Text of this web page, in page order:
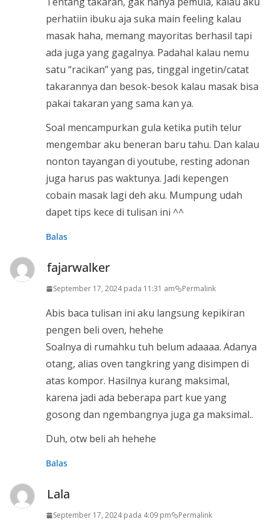
perhatiin ibuku aja suka main feeling kalau
masak haha, memang mayoritas berhasil tapi
ada juga yang gagalnya. Padahal kalau nemu
satu “racikan” yang pas, tinggal ingetin/catat
takarannya dan besok-besok kalau masak bisa
pakai takaran yang sama kan ya.
Soal mencampurkan gula ketika putih telur
mengembar aku beneran baru tahu. Dan kalau
nonton tayangan di youtube, resting adonan
juga harus pas waktunya. Jadi kepengen
cobain masak lagi deh aku. Mumpung udah
dapet tips kece di tulisan ini ^^
Balas
fajarwalker
September 17, 2024 pada 11:31 am Permalink
Abis baca tulisan ini aku langsung kepikiran
pengen beli oven, hehehe
Soalnya di rumahku tuh belum adaaaa. Adanya
otang, alias oven tangkring yang disimpen di
atas kompor. Hasilnya kurang maksimal,
karena jadi ada beberapa part kue yang
gosong dan ngembangnya juga ga maksimal..
Duh, otw beli ah hehehe
Balas
Lala
September 17, 2024 pada 4:09 pm Permalink